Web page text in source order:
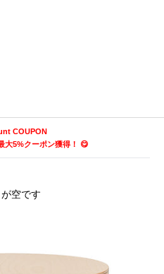
COUPON
大5%クーポン獲得！ 😋
空です